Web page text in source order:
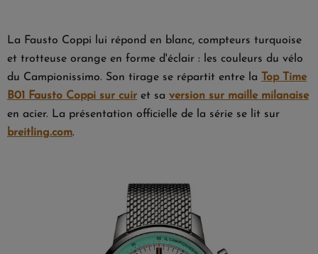
La Fausto Coppi lui répond en blanc, compteurs turquoise
et trotteuse orange en forme d'éclair : les couleurs du vélo
du Campionissimo. Son tirage se répartit entre la
Top Time
B01 Fausto Coppi sur cuir et sa version sur maille milanaise
en acier. La présentation officielle de la série se lit sur
breitling.com.